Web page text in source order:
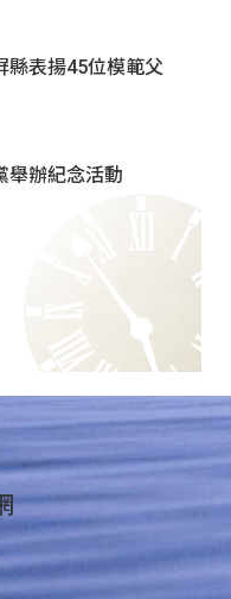
縣表揚45位模範父
舉辦紀念活動